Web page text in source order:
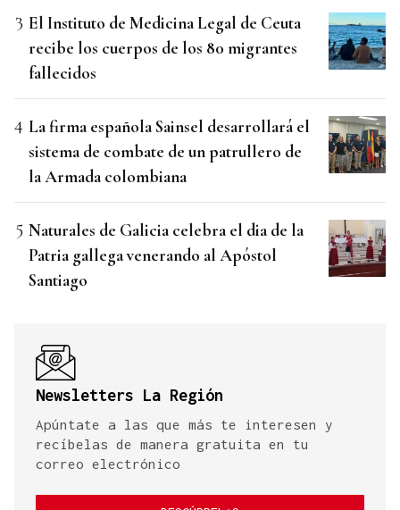
El Instituto de Medicina Legal de Ceuta
recibe los cuerpos de los 80 migrantes
fallecidos
La firma española Sainsel desarrollará el
sistema de combate de un patrullero de
la Armada colombiana
Naturales de Galicia celebra el dia de la
Patria gallega venerando al Apóstol
Santiago
Newsletters La Región
Apúntate a las que más te interesen y
recíbelas de manera gratuita en tu
correo electrónico